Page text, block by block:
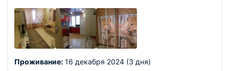
Проживание: 16 декабря 2024 (3 дня)